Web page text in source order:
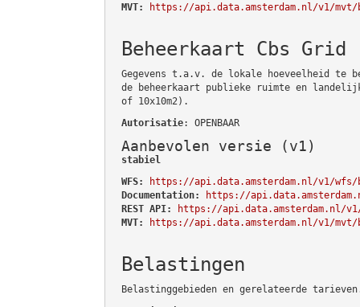
MVT:
https://api.data.amsterdam.nl/v1/mvt/
Beheerkaart Cbs Grid
Gegevens t.a.v. de lokale hoeveelheid te
de beheerkaart publieke ruimte en landelijk
of 10x10m2).
Autorisatie: OPENBAAR
Aanbevolen versie (v1)
stabiel
WFS:
https://api.data.amsterdam.nl/v1/wfs/
Documentation:
https://
REST API:
https://api.data.amsterdam.nl/
MVT:
https://api.data.amsterdam.nl/v1/mvt/
Belastingen
Belastinggebieden en gerelateerde